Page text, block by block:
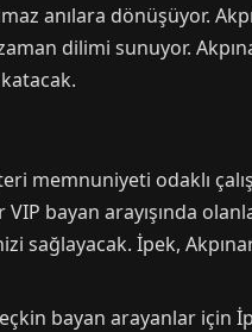
anılara dönüşüyor.
dilimi sunuyor.
memnuniyeti odaklı
bayan arayışında
sağlayacak. İpek,
bayan arayanlar için